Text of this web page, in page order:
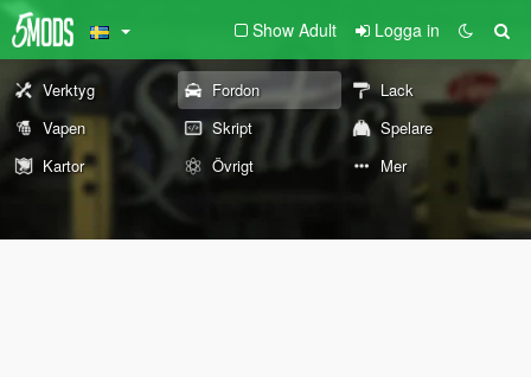
Show Adult Logga in
Verktyg Fordon
Lack
Vapen
Skript
Spelare
Kartor
Övrigt Mer